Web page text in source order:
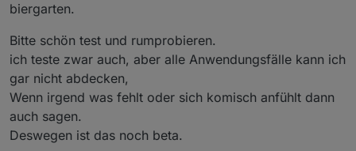
biergarten.
Bitte schön test und rumprobieren.
ich teste zwar auch, aber alle Anwendungsfälle kann ich
gar nicht abdecken,
Wenn irgend was fehlt oder sich komisch anfühlt dann
auch sagen.
Deswegen ist das noch beta.